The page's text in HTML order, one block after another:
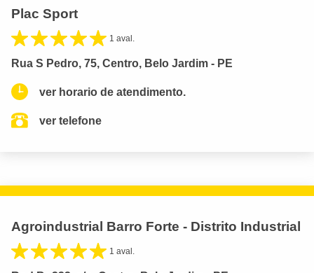
Plac Sport
1 aval.
Rua S Pedro, 75, Centro, Belo Jardim - PE
ver horario de atendimento.
ver telefone
Agroindustrial Barro Forte - Distrito Industrial
1 aval.